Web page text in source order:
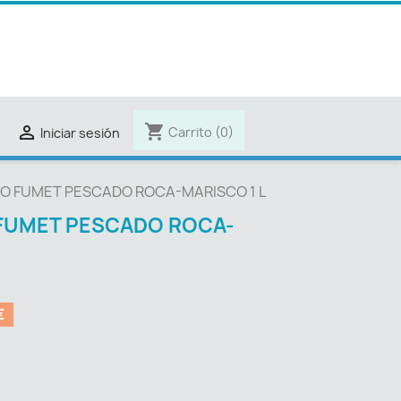
 Iniciar sesión shopping_cart Carrito (0)
FUMET PESCADO ROCA-MARISCO 1 L
PESCADO ROCA-